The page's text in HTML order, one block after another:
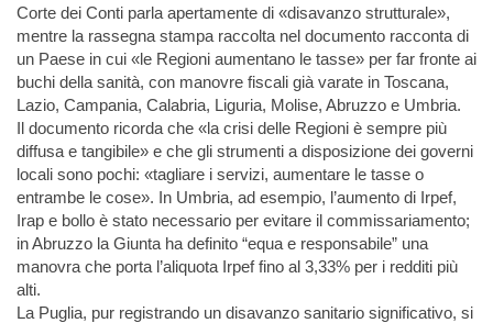
Corte dei Conti parla apertamente di «disavanzo strutturale»,
mentre la rassegna stampa raccolta nel documento racconta di
un Paese in cui «le Regioni aumentano le tasse» per far fronte ai
buchi della sanità, con manovre fiscali già varate in Toscana,
Lazio, Campania, Calabria, Liguria, Molise, Abruzzo e Umbria.
Il documento ricorda che «la crisi delle Regioni è sempre più
diffusa e tangibile» e che gli strumenti a disposizione dei governi
locali sono pochi: «tagliare i servizi, aumentare le tasse o
entrambe le cose». In Umbria, ad esempio, l’aumento di Irpef,
Irap e bollo è stato necessario per evitare il commissariamento;
in Abruzzo la Giunta ha definito “equa e responsabile” una
manovra che porta l’aliquota Irpef fino al 3,33% per i redditi più
alti.
La Puglia, pur registrando un disavanzo sanitario significativo, si